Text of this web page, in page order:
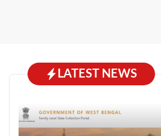
LATEST NEWS